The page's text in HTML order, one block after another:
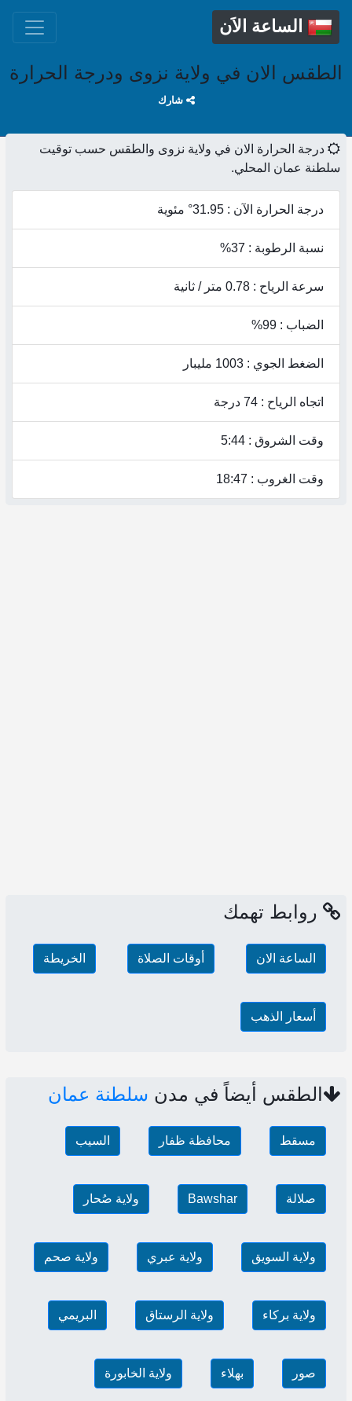
الساعة الاَن
الطقس الان في ولاية نزوى ودرجة الحرارة
شارك
درجة الحرارة الان في ولاية نزوى والطقس حسب توقيت
سلطنة عمان المحلي.
درجة الحرارة الآن : 31.95° مئوية
نسبة الرطوبة : 37%
سرعة الرياح : 0.78 متر / ثانية
الضباب : 99%
الضغط الجوي : 1003 مليبار
اتجاه الرياح : 74 درجة
وقت الشروق : 5:44
وقت الغروب : 18:47
روابط تهمك
الساعة الان أوقات الصلاة الخريطة
أسعار الذهب
الطقس أيضاً في مدن سلطنة عمان
مسقط محافظة ظفار السيب
صلالة Bawshar ولاية صُحار
ولاية السويق ولاية عبري ولاية صحم
ولاية بركاء ولاية الرستاق البريمي
صور بهلاء ولاية الخابورة